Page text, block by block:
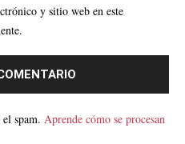
y sitio web en este
spam. Aprende cómo se procesan